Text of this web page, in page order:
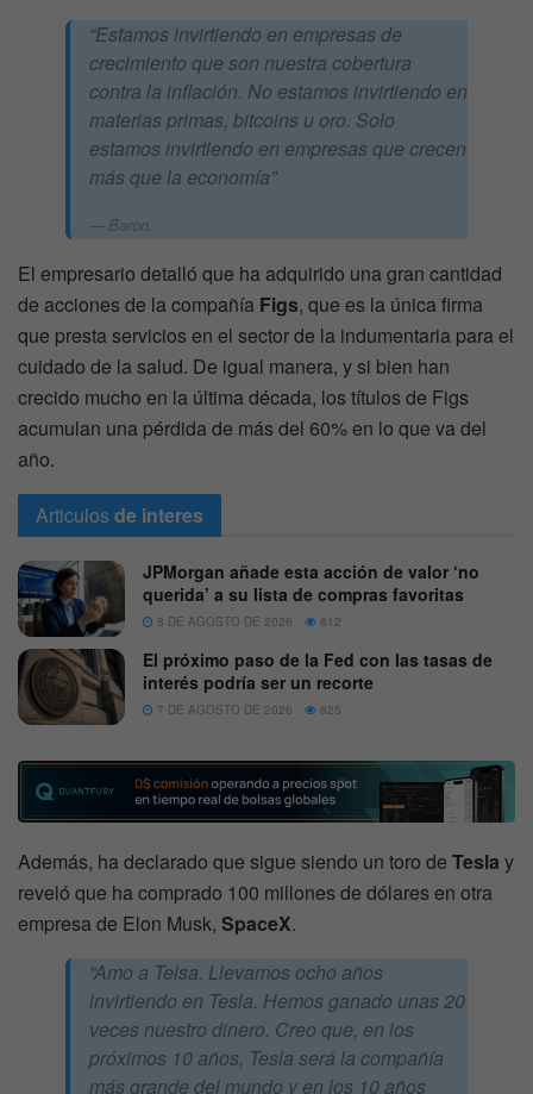
“Estamos invirtiendo en empresas de
crecimiento que son nuestra cobertura
contra la inflación. No estamos invirtiendo en
materias primas, bitcoins u oro. Solo
estamos invirtiendo en empresas que crecen
más que la economía”
Baron.
El empresario detalló que ha adquirido una gran cantidad
de acciones de la compañía Figs, que es la única firma
que presta servicios en el sector de la indumentaria para el
cuidado de la salud. De igual manera, y si bien han
crecido mucho en la última década, los títulos de Figs
acumulan una pérdida de más del 60% en lo que va del
año.
Articulosde interes
JPMorgan añade esta acción de valor ‘no
querida’ a su lista de compras favoritas
8 DE AGOSTO DE 2026 612
El próximo paso de la Fed con las tasas de
interés podría ser un recorte
7 DE AGOSTO DE 2026 625
Además, ha declarado que sigue siendo un toro de Tesla y
reveló que ha comprado 100 millones de dólares en otra
empresa de Elon Musk, SpaceX.
“Amo a Telsa. Llevamos ocho años
invirtiendo en Tesla. Hemos ganado unas 20
veces nuestro dinero. Creo que, en los
próximos 10 años, Tesla será la compañía
más grande del mundo y en los 10 años